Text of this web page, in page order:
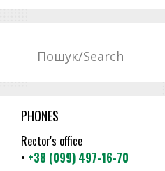
PHONES
Rector's office
• +38 (099) 497-16-70